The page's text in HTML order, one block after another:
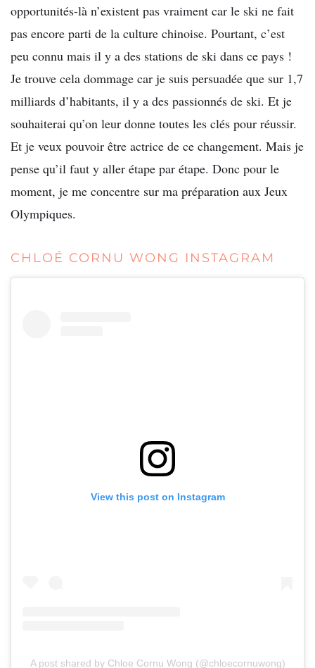
opportunités-là n’existent pas vraiment car le ski ne fait
pas encore parti de la culture chinoise. Pourtant, c’est
peu connu mais il y a des stations de ski dans ce pays !
Je trouve cela dommage car je suis persuadée que sur 1,7
milliards d’habitants, il y a des passionnés de ski. Et je
souhaiterai qu’on leur donne toutes les clés pour réussir.
Et je veux pouvoir être actrice de ce changement. Mais je
pense qu’il faut y aller étape par étape. Donc pour le
moment, je me concentre sur ma préparation aux Jeux
Olympiques.
CHLOÉ CORNU WONG INSTAGRAM
View this post on Instagram
A post shared by Chloe Cornu Wong (@chloecornuwong)